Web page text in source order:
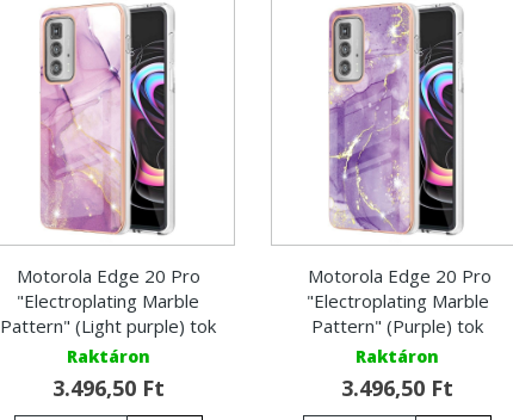
Motorola Edge 20 Pro
"Electroplating Marble
Pattern" (Light purple) tok
Raktáron
3.496,50 Ft
Motorola Edge 20 Pro
"Electroplating Marble
Pattern" (Purple) tok
Raktáron
3.496,50 Ft